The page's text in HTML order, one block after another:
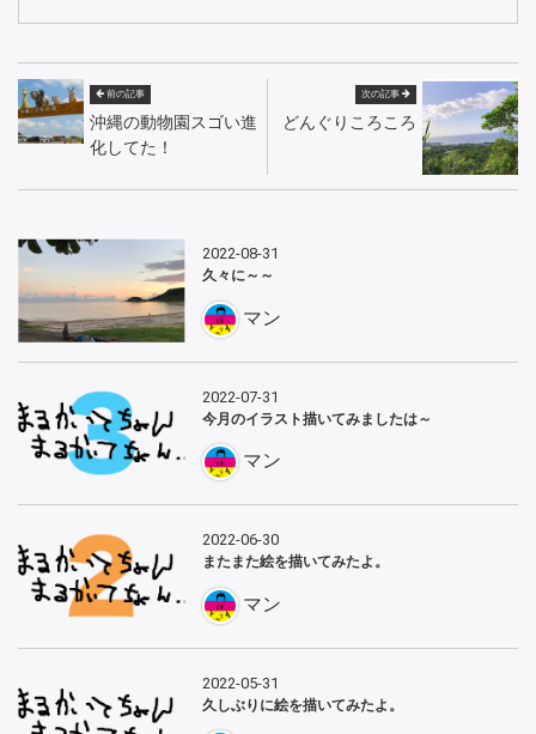
前の記事
沖縄の動物園スゴい進
化してた！
次の記事
どんぐりころころ
2022-08-31
久々に～～
マン
2022-07-31
今月のイラスト描いてみましたは～
マン
2022-06-30
またまた絵を描いてみたよ。
マン
2022-05-31
久しぶりに絵を描いてみたよ。